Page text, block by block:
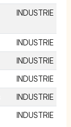
INDUSTRIE
INDUSTRIE
INDUSTRIE
INDUSTRIE
INDUSTRIE
INDUSTRIE